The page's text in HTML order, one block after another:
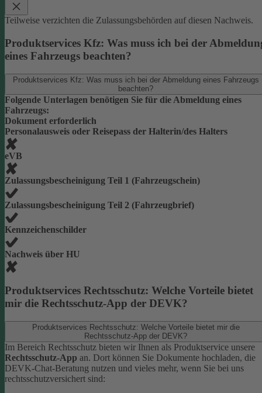
Teilweise verzichten die Zulassungsbehörden auf diesen Nachweis.
Produktservices Kfz: Was muss ich bei der
eines Fahrzeugs beachten?
Produktservices Kfz: Was muss ich bei der Abmeldung eines Fahrzeugs
beachten?
Folgende Unterlagen benötigen Sie für die Abmeldung eines
Fahrzeugs:
Dokument erforderlich
Personalausweis oder Reisepass der Halterin/des Halters
eVB
Zulassungsbescheinigung Teil 1 (Fahrzeugschein)
Zulassungsbescheinigung Teil 2 (Fahrzeugbrief)
Kennzeichenschilder
Nachweis über HU
Produktservices Rechtsschutz: Welche Vorteile bietet
mir die Rechtsschutz-App der DEVK?
Produktservices Rechtsschutz: Welche Vorteile bietet mir die
Rechtsschutz-App der DEVK?
Im Bereich Rechtsschutz bieten wir Ihnen als Produktservice unsere
Rechtsschutz-App an. Dort können Sie Dokumente hochladen, die
DEVK-Chat-Beratung nutzen und vieles mehr, wenn Sie bei uns
rechtsschutzversichert sind: